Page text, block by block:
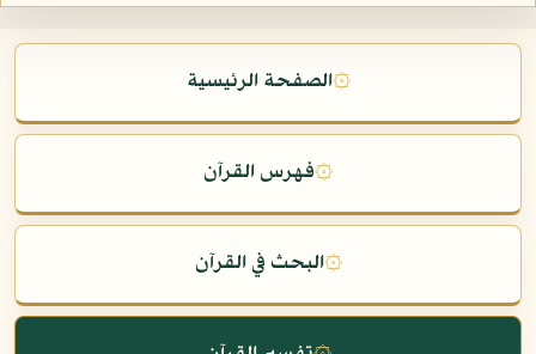
۞الصفحة الرئيسية
۞فهرس القرآن
۞البحث في القرآن